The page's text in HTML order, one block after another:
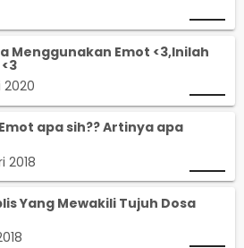
Menggunakan Emot <3,Inilah
2020
apa sih?? Artinya apa
2018
Yang Mewakili Tujuh Dosa